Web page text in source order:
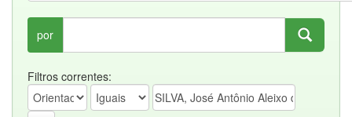
por
Filtros correntes: